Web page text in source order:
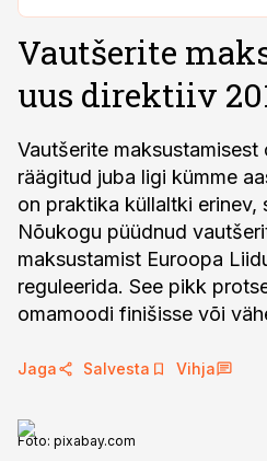
Vautšerite
uus direktiiv
Vautšerite maksustamisest
räägitud juba ligi kümme
on praktika küllaltki erinev,
Nõukogu püüdnud
maksustamist Euroopa
reguleerida. See pikk
omamoodi finišisse või
Jaga Salvesta Vihja
Foto: pixabay.com